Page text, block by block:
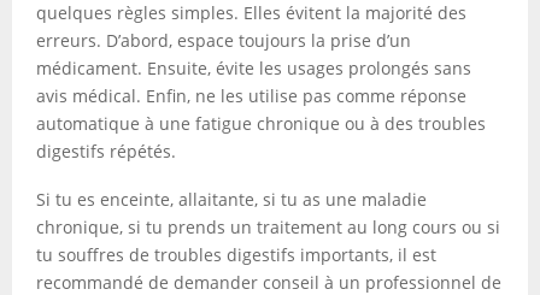
quelques règles simples. Elles évitent la majorité des
erreurs. D’abord, espace toujours la prise d’un
médicament. Ensuite, évite les usages prolongés sans
avis médical. Enfin, ne les utilise pas comme réponse
automatique à une fatigue chronique ou à des troubles
digestifs répétés.
Si tu es enceinte, allaitante, si tu as une maladie
chronique, si tu prends un traitement au long cours ou si
tu souffres de troubles digestifs importants, il est
recommandé de demander conseil à un professionnel de